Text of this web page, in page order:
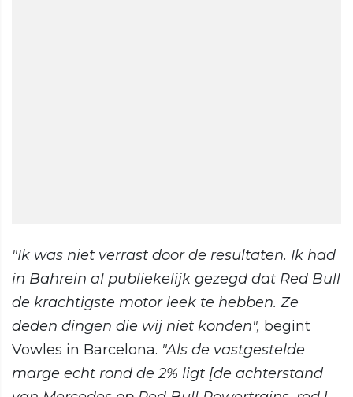
"Ik was niet verrast door de resultaten. Ik had
in Bahrein al publiekelijk gezegd dat Red Bull
de krachtigste motor leek te hebben. Ze
deden dingen die wij niet konden", begint
Vowles in Barcelona. "Als de vastgestelde
marge echt rond de 2% ligt [de achterstand